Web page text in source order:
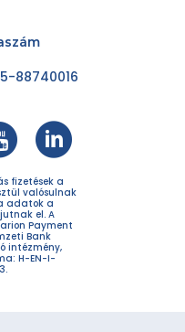
88740016
fizetések a
valósulnak
adatok a
el. A
Payment
Bank
intézmény,
H-EN-I-